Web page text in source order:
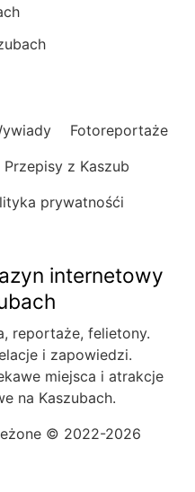
Fotoreportaże
Przepisy z Kaszub
prywatnośći
internetowy
reportaże, felietony.
i zapowiedzi.
miejsca i atrakcje
na Kaszubach.
© 2022-2026